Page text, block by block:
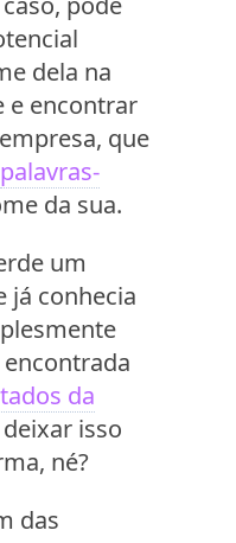
dela na
e encontrar
que
palavras-
da sua.
um
já conhecia
da
isso
né?
das